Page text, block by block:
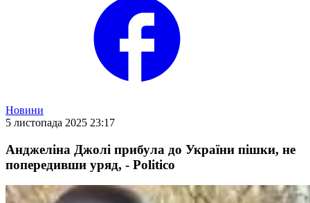
Новини
5 листопада 2025 23:17
Анджеліна Джолі прибула до України пішки, не
попередивши уряд, - Politico